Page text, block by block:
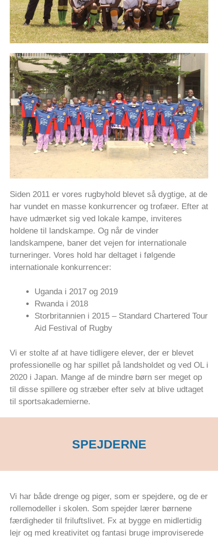
Siden 2011 er vores rugbyhold blevet så dygtige, at de
har vundet en masse konkurrencer og trofæer. Efter at
have udmærket sig ved lokale kampe, inviteres
holdene til landskampe. Og når de vinder
landskampene, baner det vejen for internationale
turneringer. Vores hold har deltaget i følgende
internationale konkurrencer:
Uganda i 2017 og 2019
Rwanda i 2018
Storbritannien i 2015 – Standard Chartered Tour
Aid Festival of Rugby
Vi er stolte af at have tidligere elever, der er blevet
professionelle og har spillet på landsholdet og ved OL i
2020 i Japan. Mange af de mindre børn ser meget op
til disse spillere og stræber efter selv at blive udtaget
til sportsakademierne.
SPEJDERNE
Vi har både drenge og piger, som er spejdere, og de er
rollemodeller i skolen. Som spejder lærer børnene
færdigheder til friluftslivet. Fx at bygge en midlertidig
lejr og med kreativitet og fantasi bruge improviserede